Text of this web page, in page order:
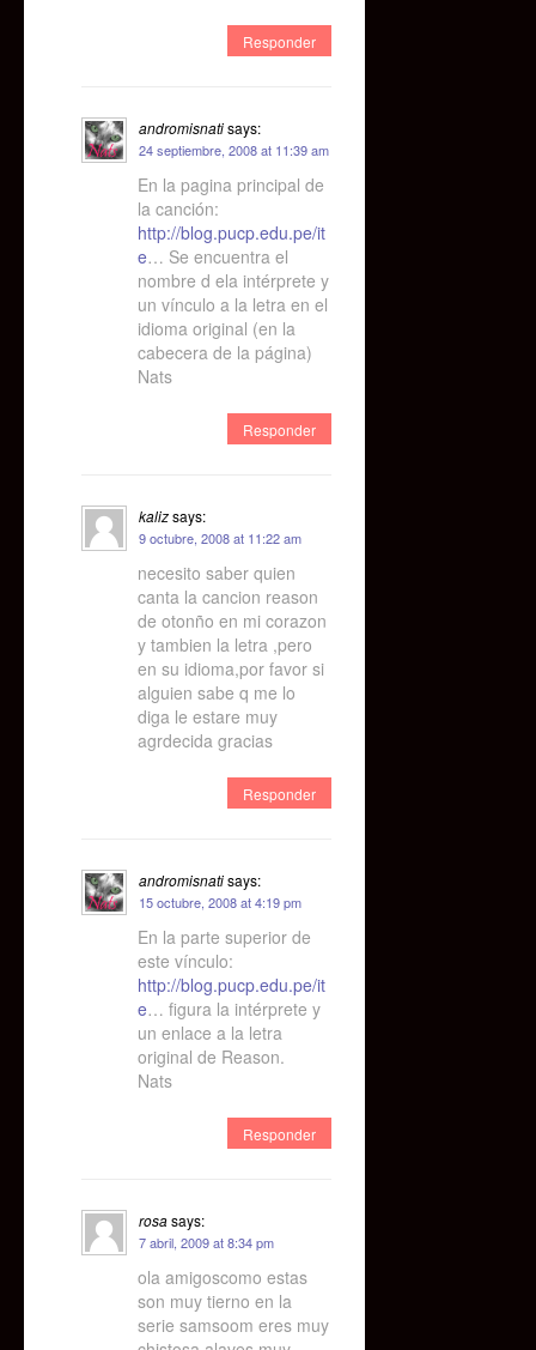
Responder
andromisnatisays:
24 septiembre, 2008 at 11:39 am
En la pagina principal de
la canción:
http://blog.pucp.edu.pe/it
e… Se encuentra el
nombre d ela intérprete y
un vínculo a la letra en el
idioma original (en la
cabecera de la página)
Nats
Responder
kalizsays:
9 octubre, 2008 at 11:22 am
necesito saber quien
canta la cancion reason
de otonño en mi corazon
y tambien la letra ,pero
en su idioma,por favor si
alguien sabe q me lo
diga le estare muy
agrdecida gracias
Responder
andromisnatisays:
15 octubre, 2008 at 4:19 pm
En la parte superior de
este vínculo:
http://blog.pucp.edu.pe/it
e… figura la intérprete y
un enlace a la letra
original de Reason.
Nats
Responder
rosasays:
7 abril, 2009 at 8:34 pm
ola amigoscomo estas
son muy tierno en la
serie samsoom eres muy